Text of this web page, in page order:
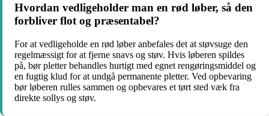
Hvordan vedligeholder man en rød løber, så den
forbliver flot og præsentabel?
For at vedligeholde en rød løber anbefales det at støvsuge den
regelmæssigt for at fjerne snavs og støv. Hvis løberen spildes
på, bør pletter behandles hurtigt med egnet rengøringsmiddel og
en fugtig klud for at undgå permanente pletter. Ved opbevaring
bør løberen rulles sammen og opbevares et tørt sted væk fra
direkte sollys og støv.